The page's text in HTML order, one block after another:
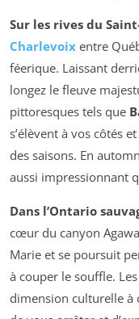
Sur les rives du
Charlevoix entre
féerique. Laissant
longez le fleuve
pittoresques tels que
s’élèvent à vos côtés
des saisons. En
aussi impressionnant
Dans l’Ontario
cœur du canyon
Marie et se poursuit
à couper le souffle.
dimension culturelle à